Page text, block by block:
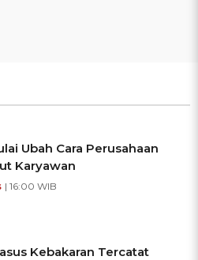
Ubah Cara Perusahaan
Karyawan
| 16:00 WIB
Kebakaran Tercatat